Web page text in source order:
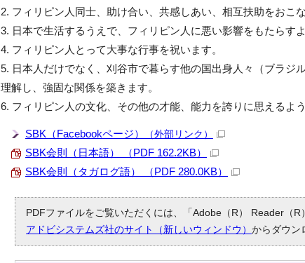
2. フィリピン人同士、助け合い、共感しあい、相互扶助をおこな
3. 日本で生活するうえで、フィリピン人に悪い影響をもたらす
4. フィリピン人とって大事な行事を祝います。
5. 日本人だけでなく、刈谷市で暮らす他の国出身人々（ブラジ
理解し、強固な関係を築きます。
6. フィリピン人の文化、その他の才能、能力を誇りに思えるよう
SBK（Facebookページ） （外部リンク）
SBK会則（日本語） （PDF 162.2KB）
SBK会則（タガログ語） （PDF 280.0KB）
PDFファイルをご覧いただくには、「Adobe（R） Reader（
アドビシステムズ社のサイト（新しいウィンドウ） からダウン